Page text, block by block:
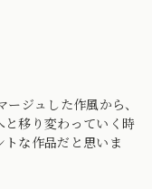
ジュした作風から、
と移り変わっていく時
な作品だと思いま